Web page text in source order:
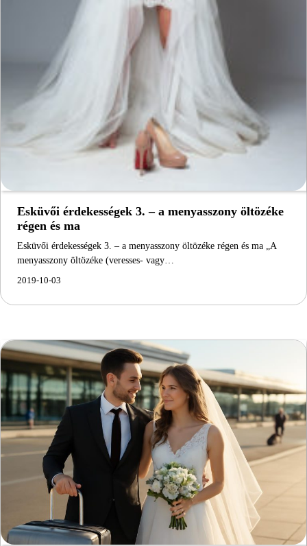
Esküvői érdekességek 3. – a menyasszony öltözéke
régen és ma
Esküvői érdekességek 3. – a menyasszony öltözéke régen és ma „A
menyasszony öltözéke (veresses- vagy…
2019-10-03